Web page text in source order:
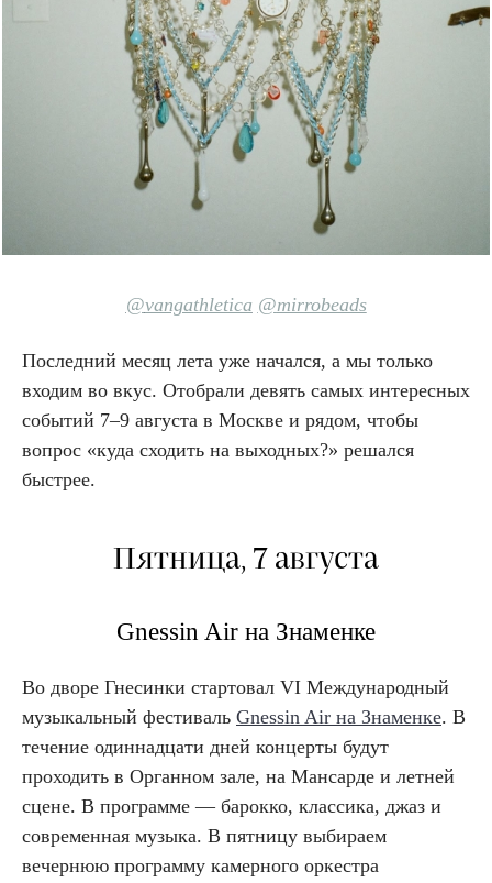
@vangathletica @mirrobeads
Последний месяц лета уже начался, а мы только
входим во вкус. Отобрали девять самых интересных
событий 7–9 августа в Москве и рядом, чтобы
вопрос «куда сходить на выходных?» решался
быстрее.
Пятница, 7 августа
Gnessin Air на Знаменке
Во дворе Гнесинки стартовал VI Международный
музыкальный фестиваль Gnessin Air на Знаменке. В
течение одиннадцати дней концерты будут
проходить в Органном зале, на Мансарде и летней
сцене. В программе — барокко, классика, джаз и
современная музыка. В пятницу выбираем
вечернюю программу камерного оркестра